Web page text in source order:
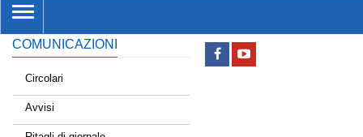
TOGGLE
NAVIGATION
COMUNICAZIONI
Circolari
Avvisi